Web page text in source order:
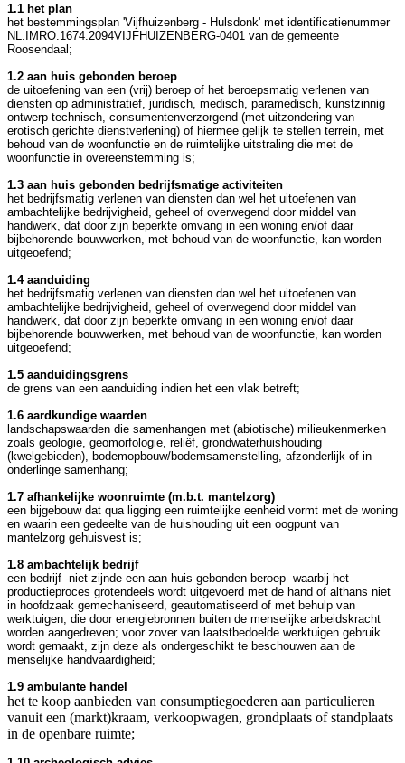
1.1 het plan
het bestemmingsplan 'Vijfhuizenberg - Hulsdonk' met identificatienummer
NL.IMRO.1674.2094VIJFHUIZENBERG-0401 van de gemeente
Roosendaal;
1.2 aan huis gebonden beroep
de uitoefening van een (vrij) beroep of het beroepsmatig verlenen van
diensten op administratief, juridisch, medisch, paramedisch, kunstzinnig
ontwerp-technisch, consumentenverzorgend (met uitzondering van
erotisch gerichte dienstverlening) of hiermee gelijk te stellen terrein, met
behoud van de woonfunctie en de ruimtelijke uitstraling die met de
woonfunctie in overeenstemming is;
1.3 aan huis gebonden bedrijfsmatige activiteiten
het bedrijfsmatig verlenen van diensten dan wel het uitoefenen van
ambachtelijke bedrijvigheid, geheel of overwegend door middel van
handwerk, dat door zijn beperkte omvang in een woning en/of daar
bijbehorende bouwwerken, met behoud van de woonfunctie, kan worden
uitgeoefend;
1.4 aanduiding
het bedrijfsmatig verlenen van diensten dan wel het uitoefenen van
ambachtelijke bedrijvigheid, geheel of overwegend door middel van
handwerk, dat door zijn beperkte omvang in een woning en/of daar
bijbehorende bouwwerken, met behoud van de woonfunctie, kan worden
uitgeoefend;
1.5 aanduidingsgrens
de grens van een aanduiding indien het een vlak betreft;
1.6 aardkundige waarden
landschapswaarden die samenhangen met (abiotische) milieukenmerken
zoals geologie, geomorfologie, reliëf, grondwaterhuishouding
(kwelgebieden), bodemopbouw/bodemsamenstelling, afzonderlijk of in
onderlinge samenhang;
1.7 afhankelijke woonruimte (m.b.t. mantelzorg)
een bijgebouw dat qua ligging een ruimtelijke eenheid vormt met de woning
en waarin een gedeelte van de huishouding uit een oogpunt van
mantelzorg gehuisvest is;
1.8 ambachtelijk bedrijf
een bedrijf -niet zijnde een aan huis gebonden beroep- waarbij het
productieproces grotendeels wordt uitgevoerd met de hand of althans niet
in hoofdzaak gemechaniseerd, geautomatiseerd of met behulp van
werktuigen, die door energiebronnen buiten de menselijke arbeidskracht
worden aangedreven; voor zover van laatstbedoelde werktuigen gebruik
wordt gemaakt, zijn deze als ondergeschikt te beschouwen aan de
menselijke handvaardigheid;
1.9 ambulante handel
het te koop aanbieden van consumptiegoederen aan particulieren
vanuit een (markt)kraam, verkoopwagen, grondplaats of standplaats
in de openbare ruimte;